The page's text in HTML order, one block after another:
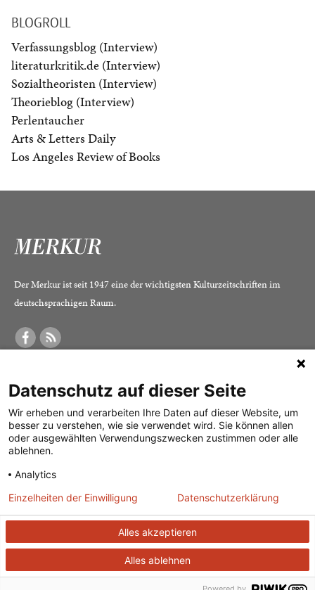
BLOGROLL
Verfassungsblog (Interview)
literaturkritik.de (Interview)
Sozialtheoristen (Interview)
Theorieblog (Interview)
Perlentaucher
Arts & Letters Daily
Los Angeles Review of Books
Der Merkur ist seit 1947 eine der wichtigsten Kulturzeitschriften im
deutschsprachigen Raum.
Was ist der Merkur?
Herausgeber /
Redaktion
Verlag
Alle Abos im Überblick
Print-Abo
Digital-Abo
Abo kündigen
Vertrag widerrufen
Impressum
Datenschutz
Mediadaten
© 2026J. G. Cotta’sche Buchhandlung Nachfolger GmbH| Technische
Datenschutz auf dieser Seite
Wir erheben und verarbeiten Ihre Daten auf dieser Website, um
besser zu verstehen, wie sie verwendet wird. Sie können allen
oder ausgewählten Verwendungszwecken zustimmen oder alle
ablehnen.
Analytics
Alles akzeptieren
Alles ablehnen
Einzelheiten der Einwilligung Datenschutzerklärung